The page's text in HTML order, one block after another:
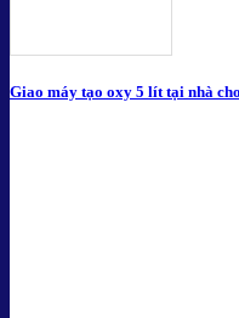
Giao máy tạo oxy 5 lít tại nhà